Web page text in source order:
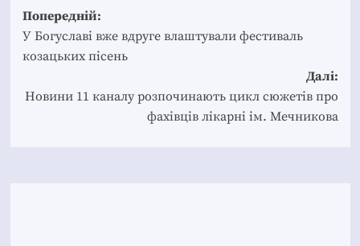
Post
navigation
Попередній:
У Богуславі вже вдруге влаштували фестиваль
козацьких пісень
Далі:
Новини 11 каналу розпочинають цикл сюжетів про
фахівців лікарні ім. Мечникова